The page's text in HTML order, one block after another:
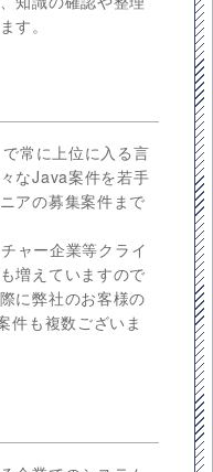
す。
常に上位に入る言
なJava案件を若手
アの募集案件まで
ャー企業等クライ
増えていますので
に弊社のお客様の
件も複数ございま